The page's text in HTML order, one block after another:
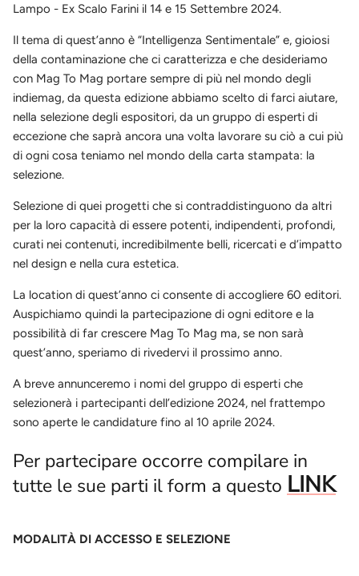
Lampo - Ex Scalo Farini il 14 e 15 Settembre 2024.
Il tema di quest’anno è “Intelligenza Sentimentale” e, gioiosi
della contaminazione che ci caratterizza e che desideriamo
con Mag To Mag portare sempre di più nel mondo degli
indiemag, da questa edizione abbiamo scelto di farci aiutare,
nella selezione degli espositori, da un gruppo di esperti di
eccezione che saprà ancora una volta lavorare su ciò a cui più
di ogni cosa teniamo nel mondo della carta stampata: la
selezione.
Selezione di quei progetti che si contraddistinguono da altri
per la loro capacità di essere potenti, indipendenti, profondi,
curati nei contenuti, incredibilmente belli, ricercati e d’impatto
nel design e nella cura estetica.
La location di quest’anno ci consente di accogliere 60 editori.
Auspichiamo quindi la partecipazione di ogni editore e la
possibilità di far crescere Mag To Mag ma, se non sarà
quest’anno, speriamo di rivedervi il prossimo anno.
A breve annunceremo i nomi del gruppo di esperti che
selezionerà i partecipanti dell’edizione 2024, nel frattempo
sono aperte le candidature fino al 10 aprile 2024.
Per partecipare occorre compilare in
tutte le sue parti il form a questo LINK
MODALITÀ DI ACCESSO E SELEZIONE